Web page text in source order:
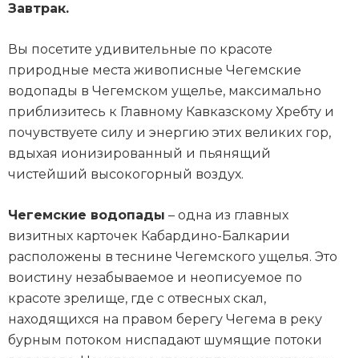
Завтрак.
Вы посетите удивительные по красоте
природные места живописные Чегемские
водопады в Чегемском ущелье, максимально
приблизитесь к Главному Кавказскому Хребту и
почувствуете силу и энергию этих великих гор,
вдыхая ионизированный и пьянящий
чистейший высокогорный воздух.
Чегемские водопады – одна из главных
визитных карточек Кабардино-Балкарии
расположены в теснине Чегемского ущелья. Это
воистину незабываемое и неописуемое по
красоте зрелище, где с отвесных скал,
находящихся на правом берегу Чегема в реку
бурным потоком ниспадают шумящие потоки